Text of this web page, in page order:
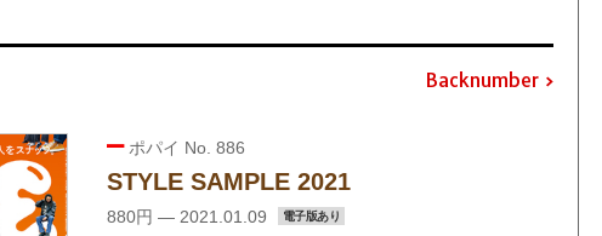
Backnumber
ポパイ No. 886
STYLE SAMPLE 2021
880円 — 2021.01.09 電子版あり